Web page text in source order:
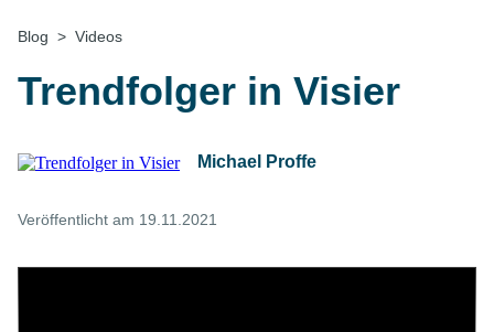
Home
Blog Videos
Trendfolger in Visier
Michael Proffe
Veröffentlicht am 19.11.2021